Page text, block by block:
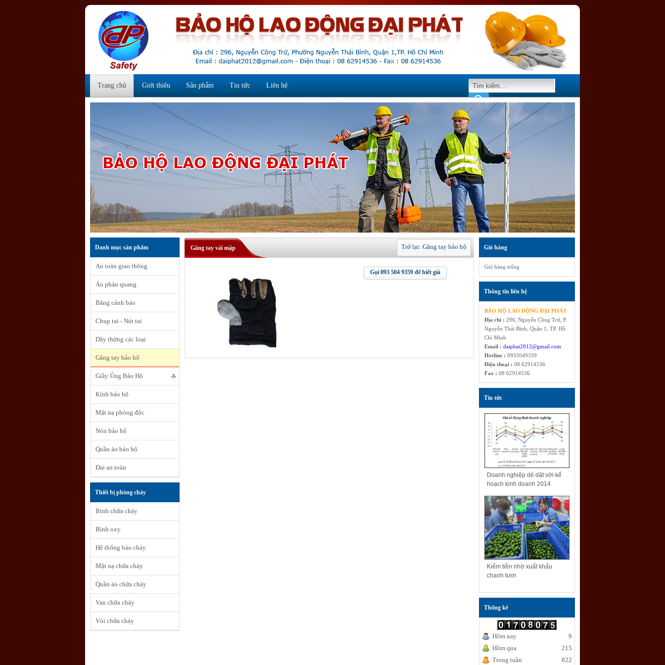
Trang chủ Giới thiệu Sản phẩm Tin tức Liên hệ
Danh mục sản phẩm
An toàn giao thông
Áo phản quang
Băng cảnh báo
Chụp tai - Nút tai
Dây thừng các loại
Găng tay bảo hộ
Giầy Ủng Bảo Hộ
Kính bảo hộ
Mặt nạ phòng độc
Nón bảo hộ
Quần áo bảo hộ
Đai an toàn
Thiết bị phòng cháy
Bình chữa cháy
Bình oxy
Hệ thống báo cháy
Mặt nạ chữa cháy
Quần áo chữa cháy
Van chữa cháy
Vòi chữa cháy
Găng tay vải mập Trở lại: Găng tay bảo hộ
Gọi 093 504 9359 để biết giá
Giỏ hàng
Giỏ hàng trống
Thông tin liên hệ
BẢO HỘ LAO ĐỘNG ĐẠI PHÁT
Địa chỉ : 296, Nguyễn Công Trứ, P.
Nguyễn Thái Bình, Quận 1, TP. Hồ
Chí Minh
Email : daiphat2012@gmail.com
Hotline : 0935049359
Điện thoại : 08 62914536
Fax : 08 62914536
Tin tức
Doanh nghiệp dè dặt với kế
hoạch kinh doanh 2014
Kiếm tiền nhờ xuất khẩu
chanh tươi
Thống kê
Hôm nay
Hôm qua
Trong tuần
9
215
822